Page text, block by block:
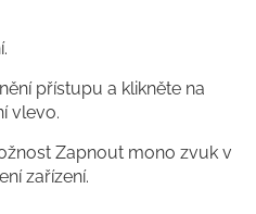
přístupu a klikněte na
vlevo.
Zapnout mono zvuk v
zařízení.